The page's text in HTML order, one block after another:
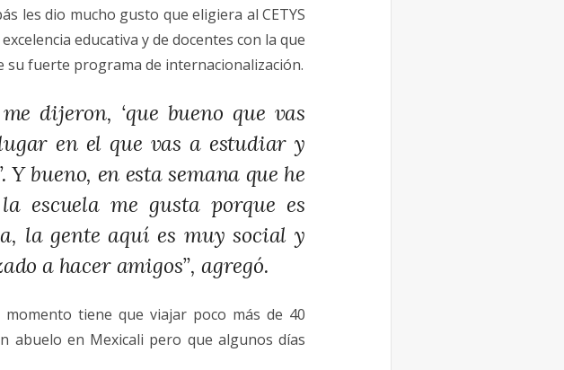
les dio mucho gusto que eligiera al CETYS
educativa y de docentes con la que
su fuerte programa de internacionalización.
dijeron, ‘que bueno que vas
en el que vas a estudiar y
Y bueno, en esta semana que he
escuela me gusta porque es
la gente aquí es muy social y
a hacer amigos”, agregó.
momento tiene que viajar poco más de 40
abuelo en Mexicali pero que algunos días